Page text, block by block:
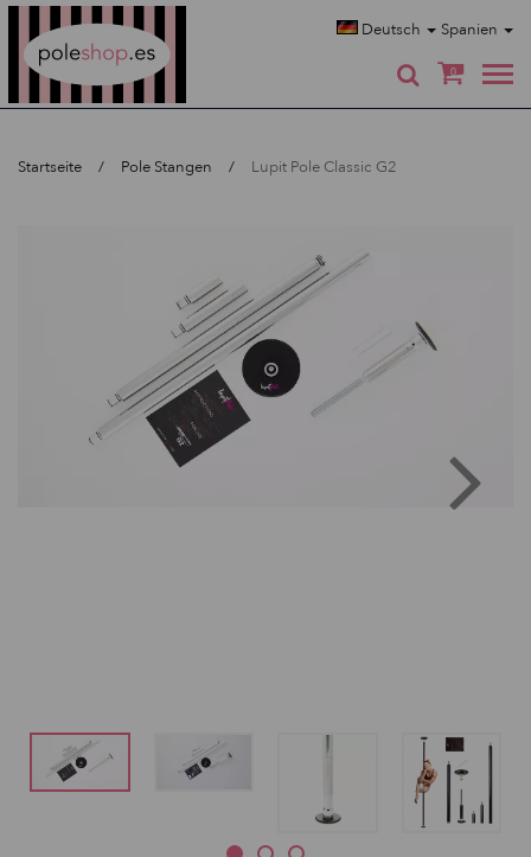
Deutsch Spanien
0
Startseite Pole Stangen Lupit Pole Classic G2